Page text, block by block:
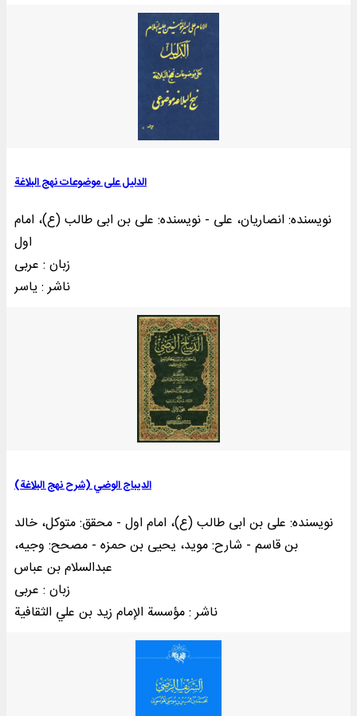
الدلیل علی موضوعات نهج البلاغة
نویسنده: انصاریان، علی - نویسنده: علی بن ابی طالب (ع)، امام
اول
زبان : عربی
ناشر : ياسر
الدیباج الوضي (شرح نهج البلاغة)
نویسنده: علی بن ابی طالب (ع)، امام اول - محقق: متوکل، خالد
بن قاسم - شارح: موید، یحیی بن حمزه - مصحح: وجیه،
عبدالسلام بن عباس
زبان : عربی
ناشر : مؤسسة الإمام زيد بن علي الثقافية